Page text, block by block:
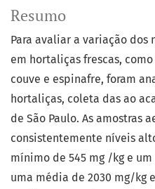
Resumo
Para avaliar a variação
em hortaliças frescas,
couve e espinafre, foram
hortaliças, coleta das ao
de São Paulo. As amostras
consistentemente níveis
mínimo de 545 mg /kg e um
uma média de 2030 mg/kg